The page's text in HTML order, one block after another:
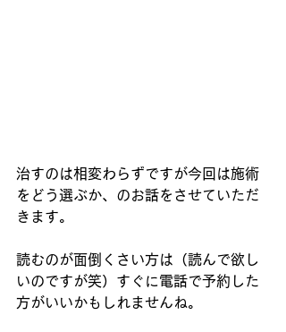
治すのは相変わらずですが今回は施術
をどう選ぶか、のお話をさせていただ
きます。
読むのが面倒くさい方は（読んで欲し
いのですが笑）すぐに電話で予約した
方がいいかもしれませんね。